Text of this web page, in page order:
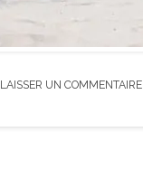
LAISSER UN COMMENTAIRE